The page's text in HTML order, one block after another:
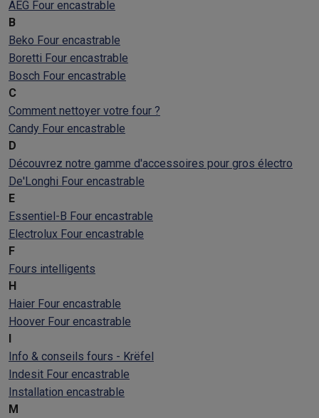
AEG Four encastrable
B
Beko Four encastrable
Boretti Four encastrable
Bosch Four encastrable
C
Comment nettoyer votre four ?
Candy Four encastrable
D
Découvrez notre gamme d'accessoires pour gros électro
De'Longhi Four encastrable
E
Essentiel-B Four encastrable
Electrolux Four encastrable
F
Fours intelligents
H
Haier Four encastrable
Hoover Four encastrable
I
Info & conseils fours - Krëfel
Indesit Four encastrable
Installation encastrable
M